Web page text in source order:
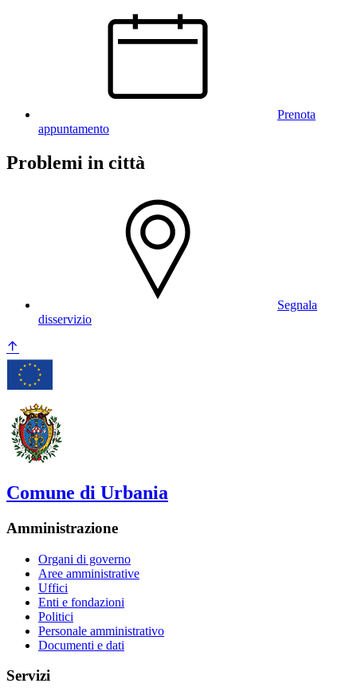
Prenota
appuntamento
Problemi in città
Segnala
disservizio
Comune di Urbania
Amministrazione
Organi di governo
Aree amministrative
Uffici
Enti e fondazioni
Politici
Personale amministrativo
Documenti e dati
Servizi